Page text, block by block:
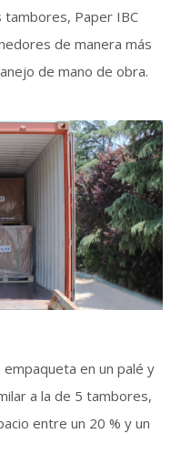
tambores, Paper IBC
de manera más
de mano de obra.
en un palé y
a la de 5 tambores,
entre un 20 % y un